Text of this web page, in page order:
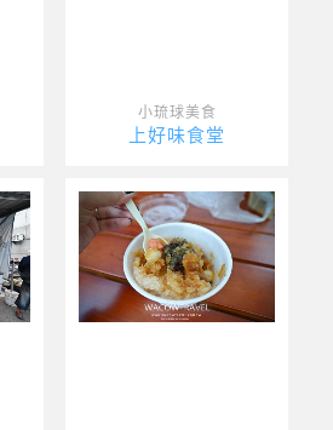
小琉球美食
上好味食堂